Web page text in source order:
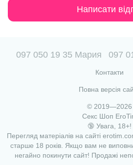
Написати
097 050 19 35 Мария 097
Контакти
Повна версія
© 2019—2026
Секс Шоп
🔞 Увага, 18+!
Перегляд матеріалів на сайті
старше 18 років. Якщо вам не
негайно покинути сайт! Продажі